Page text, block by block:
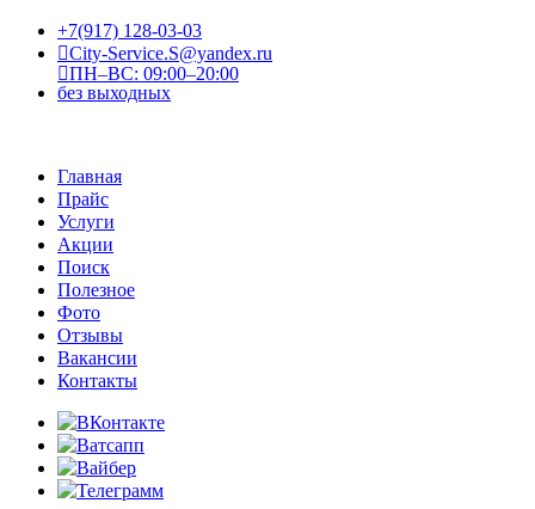
+7(917) 128-03-03
City-Service.S@yandex.ru
ПН–ВС: 09:00–20:00
без выходных
Главная
Прайс
Услуги
Акции
Поиск
Полезное
Фото
Отзывы
Вакансии
Контакты